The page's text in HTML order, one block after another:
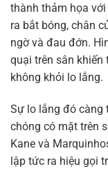
thành thảm họa
ra bắt bóng, chân
ngờ và đau đớn.
quại trên sân
không khỏi lo lắng.
Sự lo lắng đó càng
chóng có mặt trên
Kane và
lập tức ra hiệu gọi